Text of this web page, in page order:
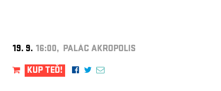
19. 9. 16:00, PALÁC AKROPOLIS
KUP TEĎ!